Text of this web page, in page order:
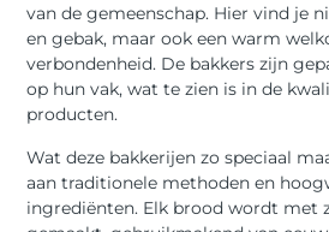
van de gemeenschap. Hier vind je
en gebak, maar ook een warm
verbondenheid. De bakkers zijn
op hun vak, wat te zien is in de
producten.
Wat deze bakkerijen zo speciaal
aan traditionele methoden en
ingrediënten. Elk brood wordt met